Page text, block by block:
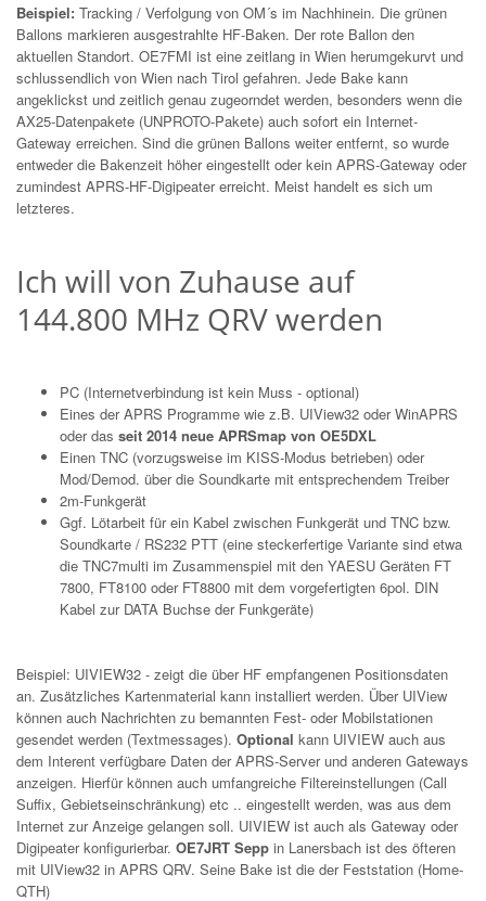
Beispiel: Tracking / Verfolgung von OM´s im Nachhinein. Die grünen
Ballons markieren ausgestrahlte HF-Baken. Der rote Ballon den
aktuellen Standort. OE7FMI ist eine zeitlang in Wien herumgekurvt und
schlussendlich von Wien nach Tirol gefahren. Jede Bake kann
angeklickst und zeitlich genau zugeorndet werden, besonders wenn die
AX25-Datenpakete (UNPROTO-Pakete) auch sofort ein Internet-
Gateway erreichen. Sind die grünen Ballons weiter entfernt, so wurde
entweder die Bakenzeit höher eingestellt oder kein APRS-Gateway oder
zumindest APRS-HF-Digipeater erreicht. Meist handelt es sich um
letzteres.
Ich will von Zuhause auf
144.800 MHz QRV werden
PC (Internetverbindung ist kein Muss - optional)
Eines der APRS Programme wie z.B. UIView32 oder WinAPRS
oder das seit 2014 neue APRSmap von OE5DXL
Einen TNC (vorzugsweise im KISS-Modus betrieben) oder
Mod/Demod. über die Soundkarte mit entsprechendem Treiber
2m-Funkgerät
Ggf. Lötarbeit für ein Kabel zwischen Funkgerät und TNC bzw.
Soundkarte / RS232 PTT (eine steckerfertige Variante sind etwa
die TNC7multi im Zusammenspiel mit den YAESU Geräten FT
7800, FT8100 oder FT8800 mit dem vorgefertigten 6pol. DIN
Kabel zur DATA Buchse der Funkgeräte)
Beispiel: UIVIEW32 - zeigt die über HF empfangenen Positionsdaten
an. Zusätzliches Kartenmaterial kann installiert werden. Über UIView
können auch Nachrichten zu bemannten Fest- oder Mobilstationen
gesendet werden (Textmessages). Optional kann UIVIEW auch aus
dem Interent verfügbare Daten der APRS-Server und anderen Gateways
anzeigen. Hierfür können auch umfangreiche Filtereinstellungen (Call
Suffix, Gebietseinschränkung) etc .. eingestellt werden, was aus dem
Internet zur Anzeige gelangen soll. UIVIEW ist auch als Gateway oder
Digipeater konfigurierbar. OE7JRT Sepp in Lanersbach ist des öfteren
mit UIView32 in APRS QRV. Seine Bake ist die der Feststation (Home-
QTH)